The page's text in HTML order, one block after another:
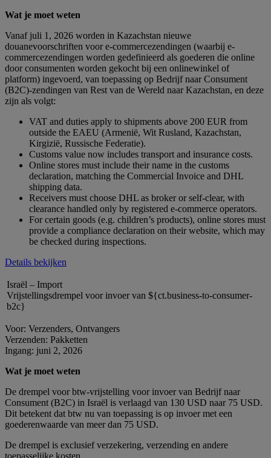
Wat je moet weten
Vanaf juli 1, 2026 worden in Kazachstan nieuwe
douanevoorschriften voor e-commercezendingen (waarbij e-
commercezendingen worden gedefinieerd als goederen die online
door consumenten worden gekocht bij een onlinewinkel of
platform) ingevoerd, van toepassing op Bedrijf naar Consument
(B2C)-zendingen van Rest van de Wereld naar Kazachstan, en deze
zijn als volgt:
VAT and duties apply to shipments above 200 EUR from
outside the EAEU (Armenië, Wit Rusland, Kazachstan,
Kirgizië, Russische Federatie).
Customs value now includes transport and insurance costs.
Online stores must include their name in the customs
declaration, matching the Commercial Invoice and DHL
shipping data.
Receivers must choose DHL as broker or self-clear, with
clearance handled only by registered e-commerce operators.
For certain goods (e.g. children’s products), online stores must
provide a compliance declaration on their website, which may
be checked during inspections.
Details bekijken
Israël – Import
Vrijstellingsdrempel voor invoer van ${ct.business-to-consumer-
b2c}
Voor: Verzenders, Ontvangers
Verzenden: Pakketten
Ingang: juni 2, 2026
Wat je moet weten
De drempel voor btw-vrijstelling voor invoer van Bedrijf naar
Consument (B2C) in Israël is verlaagd van 130 USD naar 75 USD.
Dit betekent dat btw nu van toepassing is op invoer met een
goederenwaarde van meer dan 75 USD.
De drempel is exclusief verzekering, verzending en andere
toepasselijke kosten.